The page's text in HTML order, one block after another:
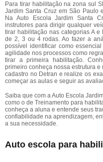
Para tirar habilitação na zona sul
Jardim Santa Cruz em São Paulo
Na Auto Escola Jardim Santa
instrutores para dirigir qualquer
tirar habilitação nas categorias A
de 2, 3 ou 4 rodas. Ao fazer a
possível identificar como
agilidade nos processos como
tirar a primeira habilitação.
primeiro conheça nossa estrutura
cadastro no Detran e realize os
começar as aulas e seguir as
Saiba que com a Auto Escola
como o de Treinamento para
conheça a aluna e entende seus
confiabilidade na aprendizagem,
a sua necessidade.
Auto escola para